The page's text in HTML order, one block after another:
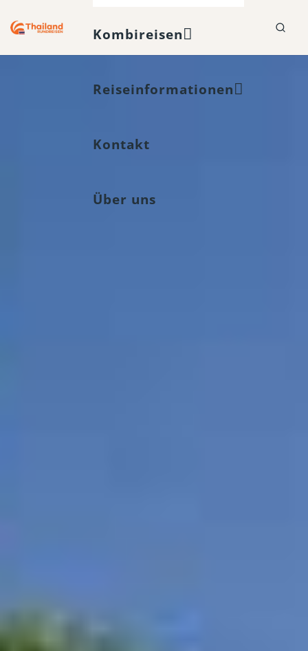
Kombireisen
Reiseinformationen
Kontakt
Über uns